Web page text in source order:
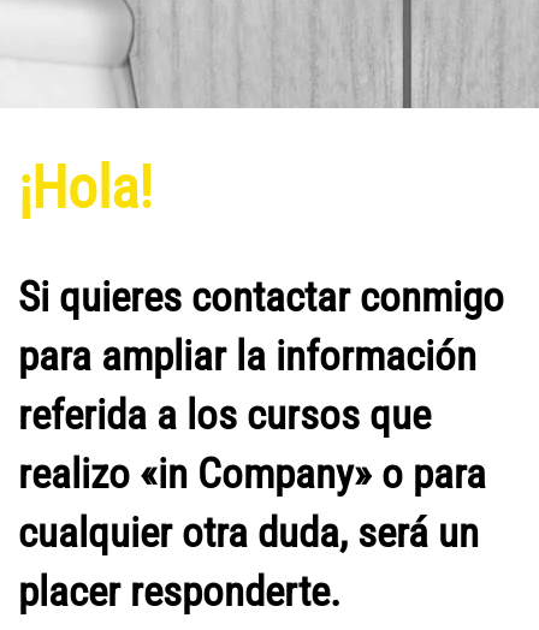
¡Hola!
Si quieres contactar conmigo
para ampliar la información
referida a los cursos que
realizo «in Company» o para
cualquier otra duda, será un
placer responderte.